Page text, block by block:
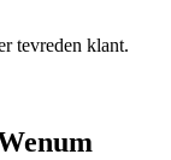
tevreden klant.